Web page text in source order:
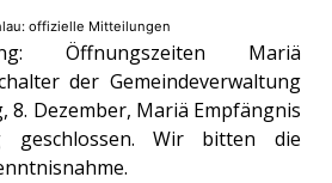
offizielle Mitteilungen
Öffnungszeiten Mariä
der Gemeindeverwaltung
8. Dezember, Mariä Empfängnis
geschlossen. Wir bitten die